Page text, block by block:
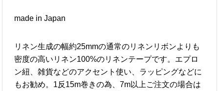
made in Japan
リネン生成の幅約25mmの通常のリネンリボンよりも
密度の高いリネン100%のリネンテープです。エプロ
ン紐、雑貨などのアクセント使い、ラッピングなどに
もお勧め。1反15m巻きの為、7m以上ご注文の場合は